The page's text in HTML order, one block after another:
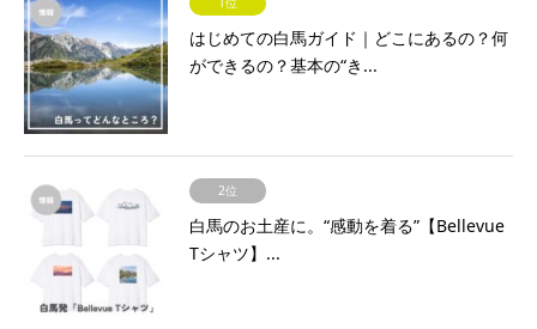
はじめての白馬ガイド｜どこにあるの？何
ができるの？基本の“き...
2位
白馬のお土産に。“感動を着る”【Bellevue
Tシャツ】...